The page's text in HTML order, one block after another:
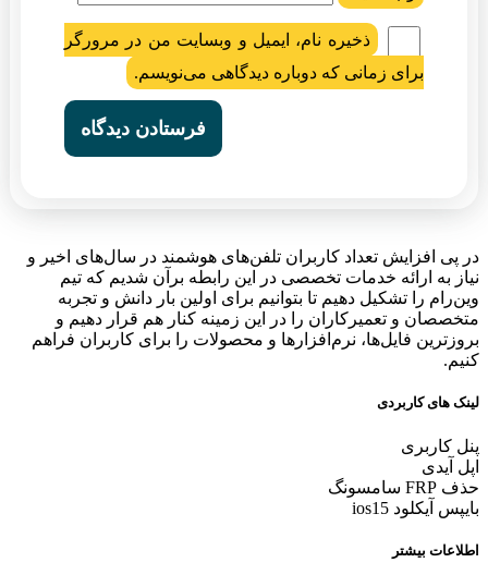
ذخیره نام، ایمیل و وبسایت من در مرورگر
برای زمانی که دوباره دیدگاهی می‌نویسم.
در پی افزایش تعداد کاربران تلفن‌های هوشمند در سال‌های اخیر و
نیاز به ارائه خدمات تخصصی در این رابطه برآن شدیم که تیم
وین‌رام را تشکیل دهیم تا بتوانیم برای اولین بار دانش و تجربه
متخصصان و تعمیرکاران را در این زمینه کنار هم قرار دهیم و
بروزترین فایل‌ها، نرم‌افزارها و محصولات را برای کاربران فراهم
کنیم.
لینک های کاربردی
پنل کاربری
اپل آیدی
حذف FRP سامسونگ
بایپس آیکلود ios15
اطلاعات بیشتر